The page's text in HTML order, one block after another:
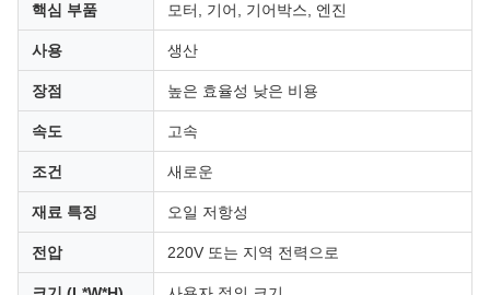
핵심 부품 모터, 기어, 기어박스, 엔진
사용 생산
장점 높은 효율성 낮은 비용
속도 고속
조건 새로운
재료 특징 오일 저항성
전압 220V 또는 지역 전력으로